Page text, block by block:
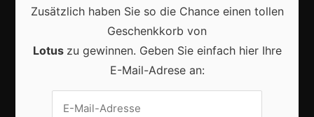
Karneval in Berlin erleben: Kreativität, Kultur und
Gemeinschaft auf einzigartige Weise entdecken
Zusätzlich haben Sie so die Chance einen tollen
Geschenkkorb von
Lotus zu gewinnen. Geben Sie einfach hier Ihre
E-Mail-Adrese an: